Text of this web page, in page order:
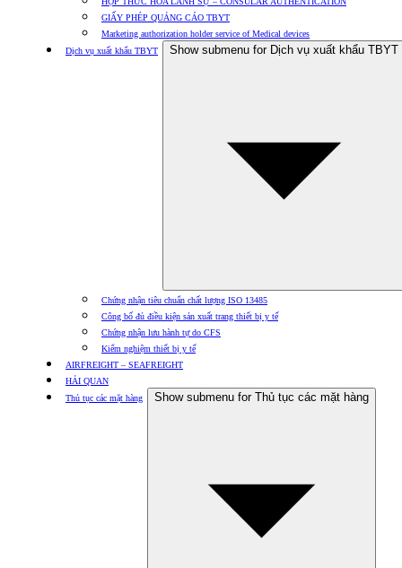
GIẤY PHÉP QUẢNG CÁO TBYT
Marketing authorization holder service of Medical devices
Dịch vụ xuất khẩu TBYT
Show submenu for Dịch vụ xuất khẩu TBYT
Chứng nhận tiêu chuẩn chất lượng ISO 13485
Công bố đủ điều kiện sản xuất trang thiết bị y tế
Chứng nhận lưu hành tự do CFS
Kiểm nghiệm thiết bị y tế
AIRFREIGHT – SEAFREIGHT
HẢI QUAN
Thủ tục các mặt hàng
Show submenu for Thủ tục các mặt hàng